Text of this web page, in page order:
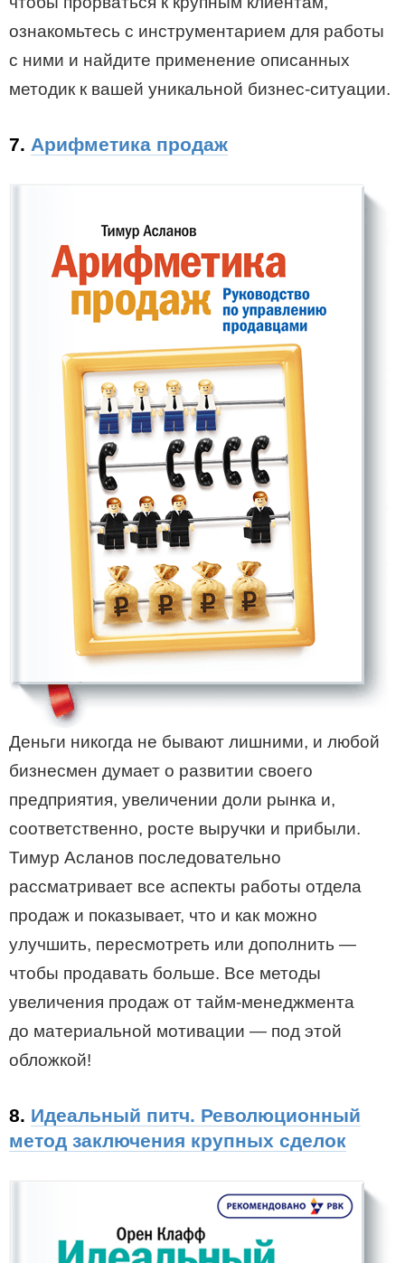
ознакомьтесь с инструментарием для работы
с ними и найдите применение описанных
методик к вашей уникальной бизнес-ситуации.
7. Арифметика продаж
Деньги никогда не бывают лишними, и любой
бизнесмен думает о развитии своего
предприятия, увеличении доли рынка и,
соответственно, росте выручки и прибыли.
Тимур Асланов последовательно
рассматривает все аспекты работы отдела
продаж и показывает, что и как можно
улучшить, пересмотреть или дополнить —
чтобы продавать больше. Все методы
увеличения продаж от тайм-менеджмента
до материальной мотивации — под этой
обложкой!
8. Идеальный питч. Революционный
метод заключения крупных сделок